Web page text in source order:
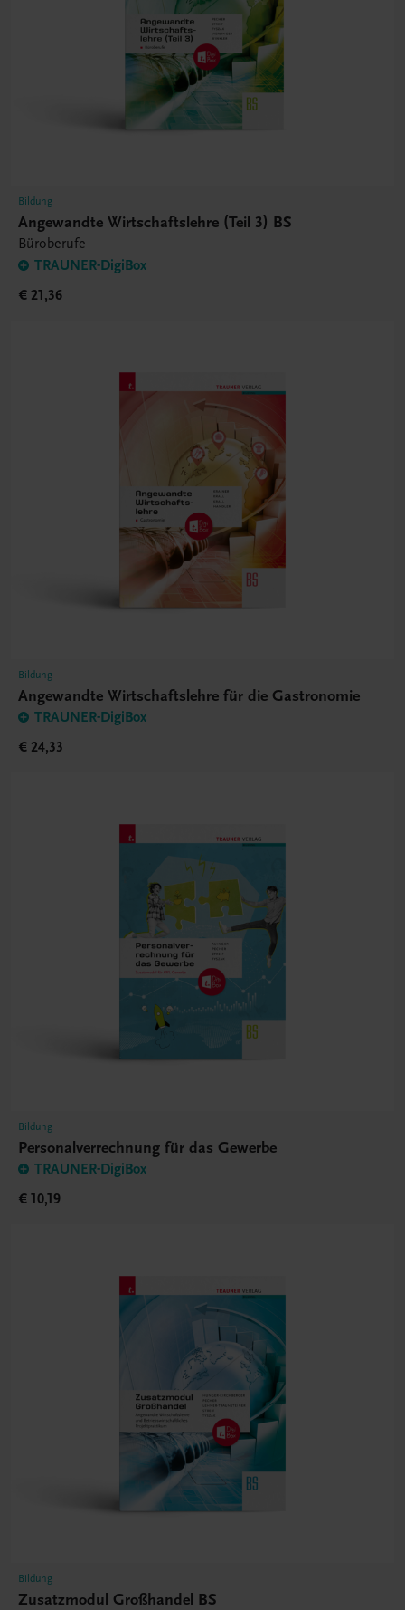
Bildung
Angewandte Wirtschaftslehre (Teil 3) BS
Büroberufe
TRAUNER-DigiBox
€ 21,36
Bildung
Angewandte Wirtschaftslehre für die Gastronomie
TRAUNER-DigiBox
€ 24,33
Bildung
Personalverrechnung für das Gewerbe
TRAUNER-DigiBox
€ 10,19
Bildung
Zusatzmodul Großhandel BS